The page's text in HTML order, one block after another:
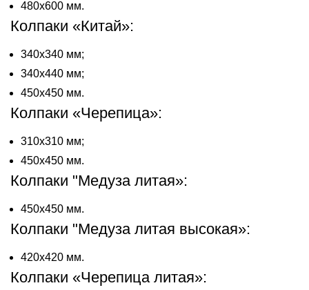
480х600 мм.
Колпаки «Китай»:
340х340 мм;
340х440 мм;
450х450 мм.
Колпаки «Черепица»:
310х310 мм;
450х450 мм.
Колпаки "Медуза литая»:
450х450 мм.
Колпаки "Медуза литая высокая»:
420х420 мм.
Колпаки «Черепица литая»: